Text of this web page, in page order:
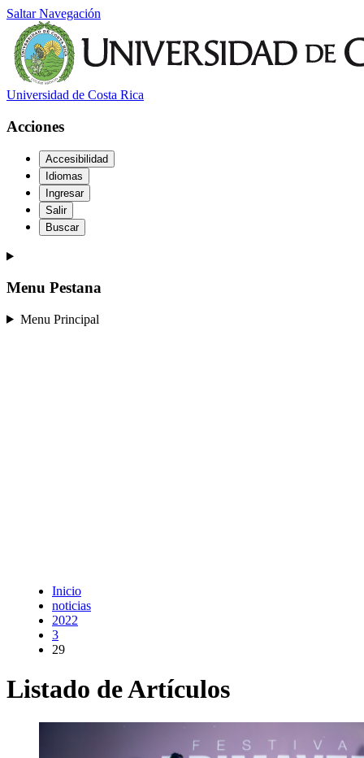
Saltar Navegación
Universidad de Costa Rica
Acciones
Accesibilidad
Idiomas
Ingresar
Salir
Buscar
Menu Pestana
Menu Principal
Inicio
noticias
2022
3
29
Listado de Artículos